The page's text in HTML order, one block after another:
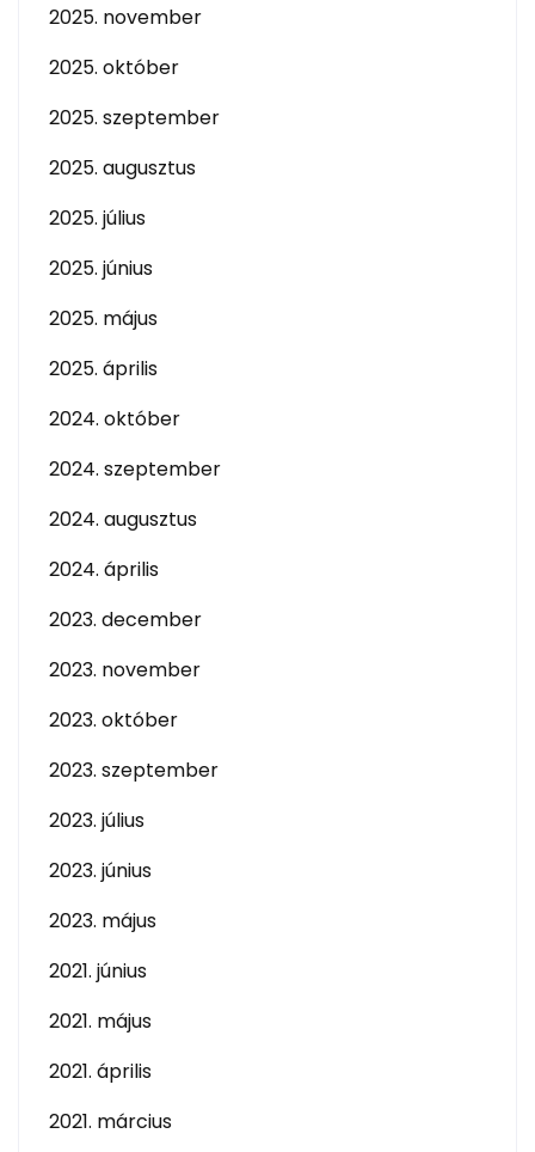
2025. november
2025. október
2025. szeptember
2025. augusztus
2025. július
2025. június
2025. május
2025. április
2024. október
2024. szeptember
2024. augusztus
2024. április
2023. december
2023. november
2023. október
2023. szeptember
2023. július
2023. június
2023. május
2021. június
2021. május
2021. április
2021. március